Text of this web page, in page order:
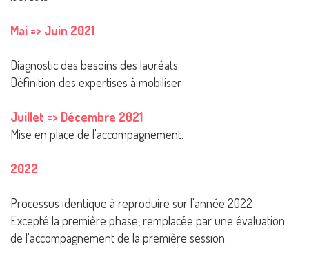
Mai => Juin 2021
Diagnostic des besoins des lauréats
Définition des expertises à mobiliser
Juillet => Décembre 2021
Mise en place de l'accompagnement.
2022
Processus identique à reproduire sur l'année 2022
Excepté la première phase, remplacée par une évaluation
de l'accompagnement de la première session.